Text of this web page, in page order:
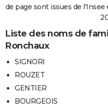
de page sont issues de
Liste des noms de
Ronchaux
SIGNORI
ROUZET
GENTIER
BOURGEOIS